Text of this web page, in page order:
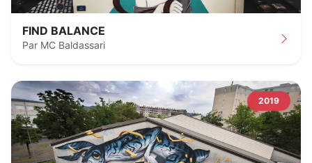
FIND BALANCE
Par MC Baldassari
2019